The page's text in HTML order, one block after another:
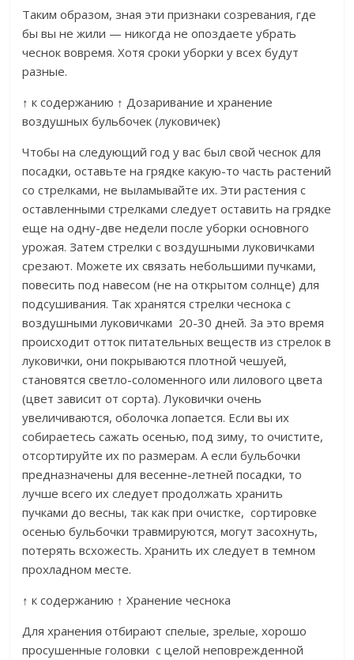
Таким образом, зная эти признаки созревания, где
бы вы не жили — никогда не опоздаете убрать
чеснок вовремя. Хотя сроки уборки у всех будут
разные.
↑ к содержанию ↑ Дозаривание и хранение
воздушных бульбочек (луковичек)
Чтобы на следующий год у вас был свой чеснок для
посадки, оставьте на грядке какую-то часть растений
со стрелками, не выламывайте их. Эти растения с
оставленными стрелками следует оставить на грядке
еще на одну-две недели после уборки основного
урожая. Затем стрелки с воздушными луковичками
срезают. Можете их связать небольшими пучками,
повесить под навесом (не на открытом солнце) для
подсушивания. Так хранятся стрелки чеснока с
воздушными луковичками 20-30 дней. За это время
происходит отток питательных веществ из стрелок в
луковички, они покрываются плотной чешуей,
становятся светло-соломенного или лилового цвета
(цвет зависит от сорта). Луковички очень
увеличиваются, оболочка лопается. Если вы их
собираетесь сажать осенью, под зиму, то очистите,
отсортируйте их по размерам. А если бульбочки
предназначены для весенне-летней посадки, то
лучше всего их следует продолжать хранить
пучками до весны, так как при очистке, сортировке
осенью бульбочки травмируются, могут засохнуть,
потерять всхожесть. Хранить их следует в темном
прохладном месте.
↑ к содержанию ↑ Хранение чеснока
Для хранения отбирают спелые, зрелые, хорошо
просушенные головки с целой неповрежденной